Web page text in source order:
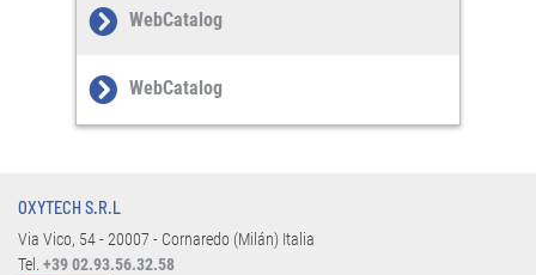
WebCatalog
WebCatalog
OXYTECH S.R.L
Via Vico, 54 - 20007 - Cornaredo (Milán) Italia
Tel. +39 02.93.56.32.58